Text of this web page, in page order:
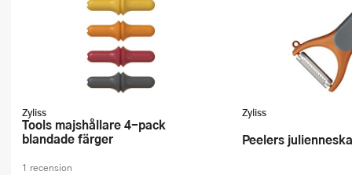
Zyliss
Tools majshållare 4-pack
blandade färger
1 recension
Zyliss
Peelers